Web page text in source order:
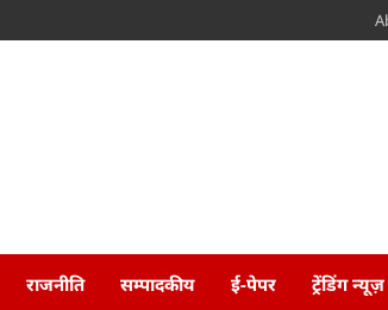
राजनीति सम्पादकीय ई-पेपर ट्रेंडिंग न्यूज़